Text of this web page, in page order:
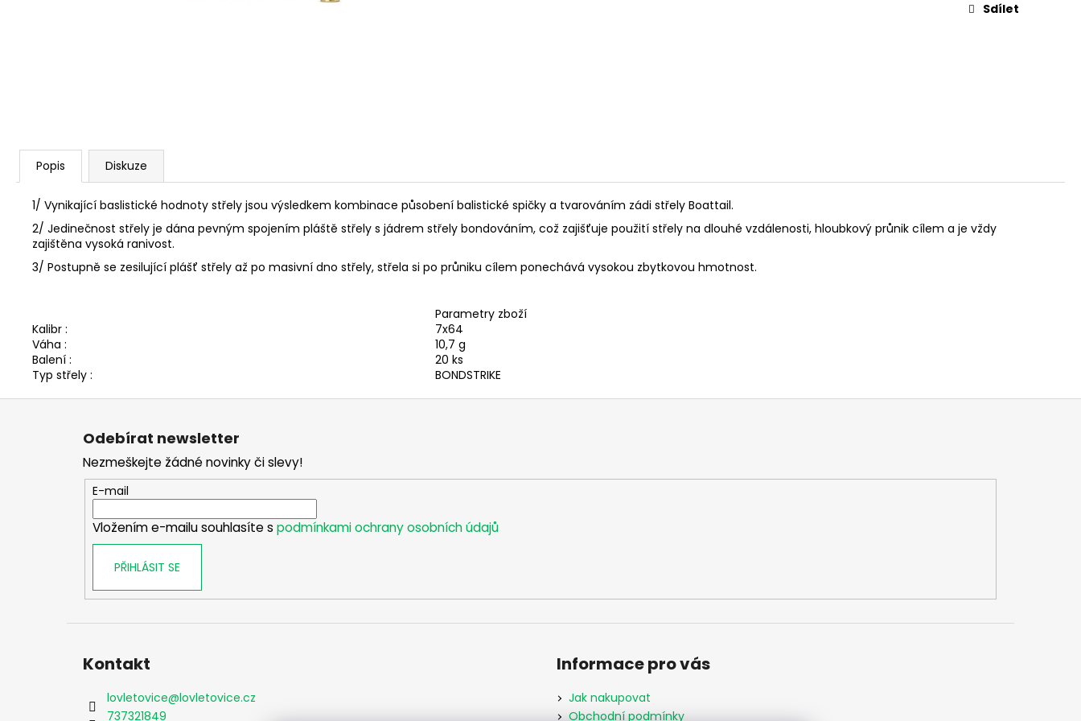
Sdílet
Popis Diskuze
1/ Vynikající baslistické hodnoty střely jsou výsledkem kombinace působení balistické spičky a tvarováním zádi střely Boattail.
2/ Jedinečnost střely je dána pevným spojením pláště střely s jádrem střely bondováním, což zajišťuje použití střely na dlouhé vzdálenosti, hloubkový průnik cílem a je vždy
zajištěna vysoká ranivost.
3/ Postupně se zesilující plášť střely až po masivní dno střely, střela si po průniku cílem ponechává vysokou zbytkovou hmotnost.
Parametry zboží
Kalibr :
7x64
Váha :
10,7 g
Balení :
20 ks
Typ střely :
BONDSTRIKE
Z
Odebírat newsletter
Nezmeškejte žádné novinky či slevy!
E-mail
Vložením e-mailu souhlasíte s podmínkami ochrany osobních údajů
PŘIHLÁSIT SE
Kontakt
lovletovice@lovletovice.cz
737321849
Informace pro vás
Jak nakupovat
Obchodní podmínky